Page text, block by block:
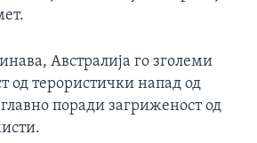
Австралија го зголеми
од терористички напад од
поради загриженост од